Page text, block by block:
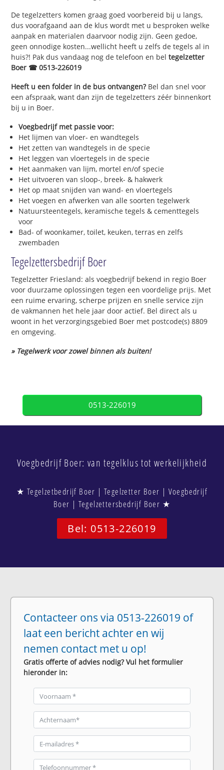
De tegelzetters komen graag goed voorbereid bij u langs,
dus voorafgaand aan de klus wordt met u besproken welke
aanpak en materialen daarvoor nodig zijn. Geen gedoe,
geen onnodige kosten...wellicht heeft u zelfs de tegels al in
huis?! Pak dus vandaag nog de telefoon en beltegelzetter
Boer ☎ 0513-226019
Heeft u een folder in de bus ontvangen?Bel dan snel voor
een afspraak, want dan zijn de tegelzetters zéér binnenkort
bij u in Boer.
Voegbedrijf met passie voor:
Het lijmen van vloer- en wandtegels
Het zetten van wandtegels in de specie
Het leggen van vloertegels in de specie
Het aanmaken van lijm, mortel en/of specie
Het uitvoeren van sloop-, breek- & hakwerk
Het op maat snijden van wand- en vloertegels
Het voegen en afwerken van alle soorten tegelwerk
Natuursteentegels, keramische tegels & cementtegels
voor
Bad- of woonkamer, toilet, keuken, terras en zelfs
zwembaden
Tegelzettersbedrijf Boer
Tegelzetter Friesland: als voegbedrijf bekend in regio Boer
voor duurzame oplossingen tegen een voordelige prijs. Met
een ruime ervaring, scherpe prijzen en snelle service zijn
de vakmannen het hele jaar door actief. Bel direct als u
woont in het verzorgingsgebied Boer met postcode(s) 8809
en omgeving.
» Tegelwerk voor zowel binnen als buiten!
0513-226019
Voegbedrijf Boer: van tegelklus tot werkelijkheid
★ Tegelzetbedrijf Boer | Tegelzetter Boer | Voegbedrijf
Boer | Tegelzettersbedrijf Boer ★
Bel: 0513-226019
Contacteer ons via 0513-226019 of
laat een bericht achter en wij
nemen contact met u op!
Gratis offerte of advies nodig? Vul het formulier
hieronder in: